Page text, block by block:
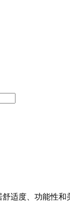
适度、功能性